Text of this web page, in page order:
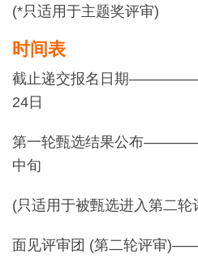
(*只适用于主题奖评审)
时间表
截止递交报名日期
24日
第一轮甄选结果公布
中旬
(只适用于被甄选进入第二
面见评审团 (第二轮评审